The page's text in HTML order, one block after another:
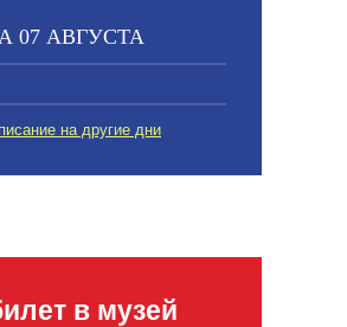
07 АВГУСТА
на другие дни
в музей